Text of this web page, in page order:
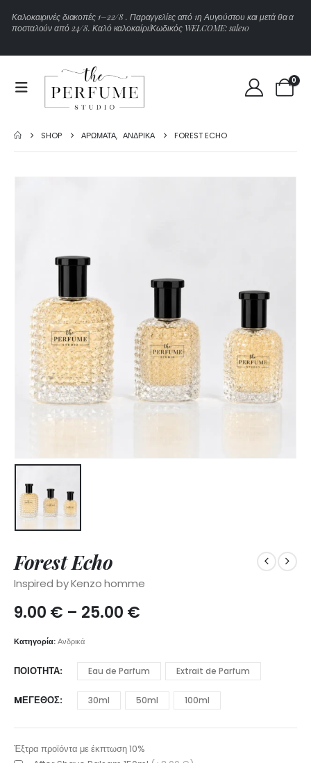
Καλοκαιρινέςδιακοπές 1–22/8. Παραγγελίες από 1η Αυγούστου και μετά θαα
ποσταλούναπό 24/8. Καλό καλοκαίρι!Κωδικός WELCOME: sale10
0
SHOP ΑΡΏΜΑΤΑ, ΑΝΔΡΙΚΆ FOREST ECHO
Forest Echo
Inspired by Kenzo homme
9.00 € – 25.00 €
through
25.00 €
Κατηγορία:Ανδρικά
ΠΟΙΌΤΗΤΑ Eau de Parfum Extrait de Parfum
MΈΓΕΘΟΣ 30ml 50ml 100ml
Έξτρα προϊόντα με έκπτωση 10%